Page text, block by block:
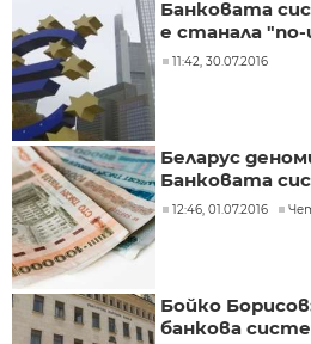
Банковата
е станала
11:42, 30.07.2016
Беларус
Банковата
12:46, 01.07.2016
Бойко
банкова